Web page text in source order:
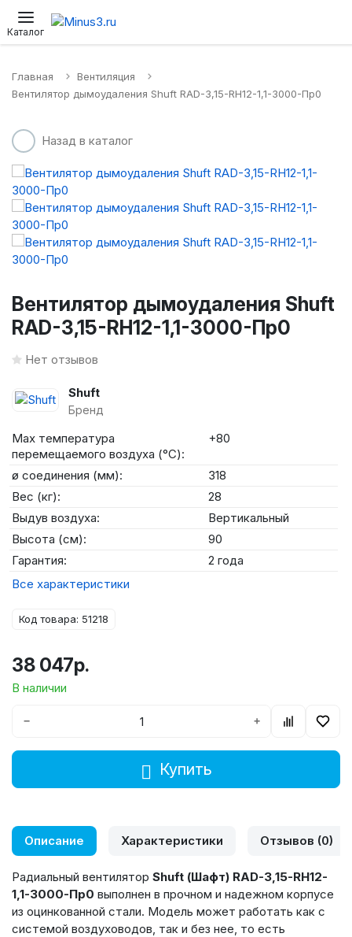
Каталог
Настенные сплит-системы
Главная
Вентиляция
Вентилятор дымоудаления Shuft RAD-3,15-RH12-1,1-3000-Пр0
Назад в каталог
Вентилятор дымоудаления Shuft
RAD-3,15-RH12-1,1-3000-Пр0
Нет отзывов
Shuft
Бренд
Max температура
перемещаемого воздуха (°C):
+80
ø соединения (мм):
318
Вес (кг):
28
Выдув воздуха:
Вертикальный
Высота (см):
90
Гарантия:
2 года
Все характеристики
Код товара: 51218
38 047р.
В наличии
− +
Купить
Описание Характеристики Отзывов (0)
Радиальный вентилятор Shuft (Шафт) RAD-3,15-RH12-
1,1-3000-Пр0 выполнен в прочном и надежном корпусе
из оцинкованной стали. Модель может работать как с
системой воздуховодов, так и без нее, то есть